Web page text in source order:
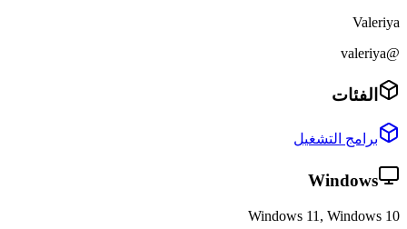
Valeriya
@valeriya
الفئات
برامج التشغيل
Windows
Windows 11, Windows 10